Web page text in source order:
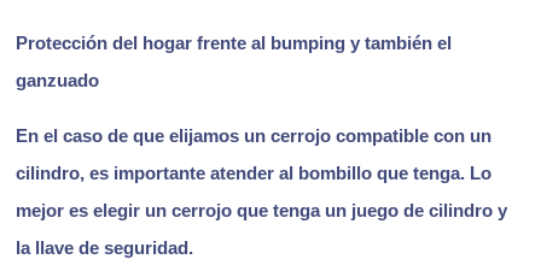
Protección del hogar frente al bumping y también el
ganzuado
En el caso de que elijamos un cerrojo compatible con un
cilindro, es importante atender al bombillo que tenga. Lo
mejor es elegir un cerrojo que tenga un juego de cilindro y
la llave de seguridad.